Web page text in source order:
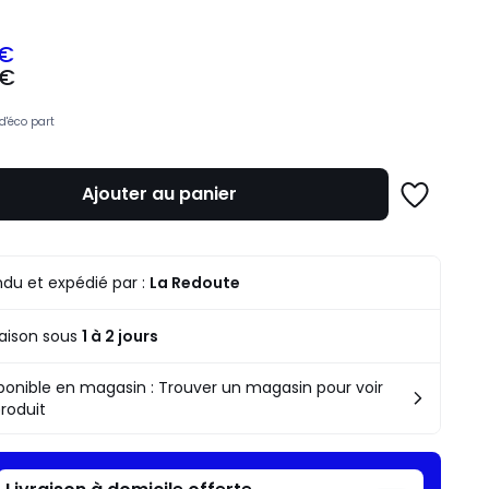
d'éco part
Ajouter au panier
Ajouter
et expédié par : La Redoute
sous1 à 2 jours
en magasin : Trouver un magasin pour voir